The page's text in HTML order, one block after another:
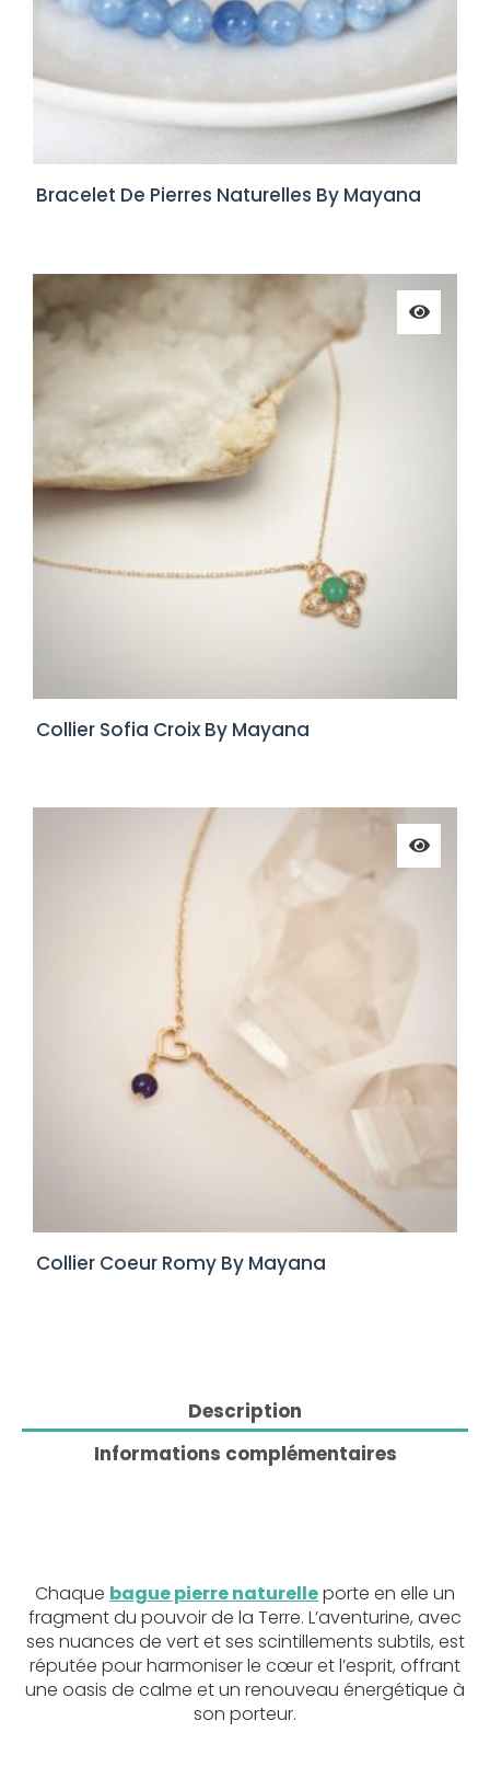
Bracelet De Pierres Naturelles By Mayana
Collier Sofia Croix By Mayana
Collier Coeur Romy By Mayana
Description
Informations complémentaires
Chaque bague pierre naturelleporte en elle un
fragment du pouvoir de la Terre. L’aventurine, avec
ses nuances de vert et ses scintillements subtils, est
réputée pour harmoniser le cœur et l’esprit, offrant
une oasis de calme et un renouveau énergétique à
son porteur.